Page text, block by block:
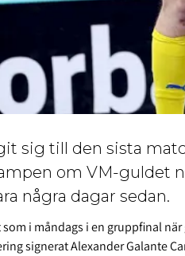
sig till den sista
om VM-guldet
några dagar sedan.
i måndags i en gruppfinal
signerat Alexander Galante